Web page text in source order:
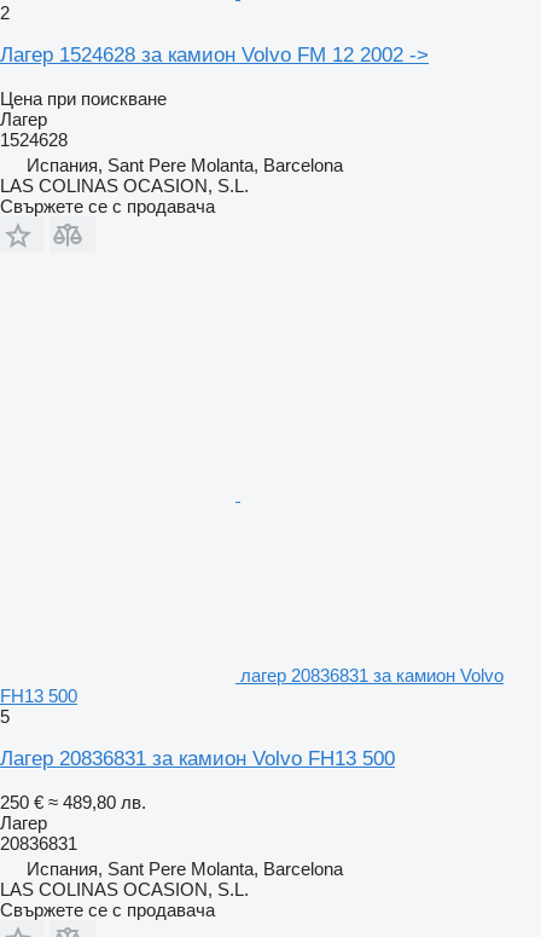
2
Лагер 1524628 за камион Volvo FM 12 2002 ->
Цена при поискване
Лагер
1524628
Испания, Sant Pere Molanta, Barcelona
LAS COLINAS OCASION, S.L.
Свържете се с продавача
лагер 20836831 за камион Volvo
FH13 500
5
Лагер 20836831 за камион Volvo FH13 500
250 € ≈ 489,80 лв.
Лагер
20836831
Испания, Sant Pere Molanta, Barcelona
LAS COLINAS OCASION, S.L.
Свържете се с продавача